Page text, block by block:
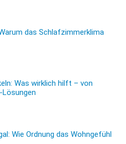
das Schlafzimmerklima
Was wirklich hilft – von
Wie Ordnung das Wohngefühl